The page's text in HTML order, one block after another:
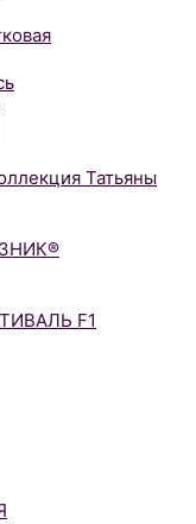
Татьяны
F1